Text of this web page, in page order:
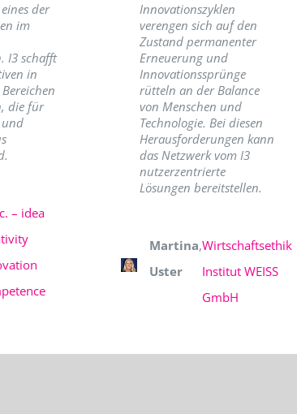
der
im
I3 schafft
in
die für
und
– idea
Innovationszyklen
verengen sich auf den
Zustand permanenter
Erneuerung und
Innovationssprünge
rütteln an der Balance
von Menschen und
Technologie. Bei diesen
Herausforderungen kann
das Netzwerk vom I3
nutzerzentrierte
Lösungen bereitstellen.
Martina
Uster
,Wirtschaftsethik
Institut WEISS
GmbH